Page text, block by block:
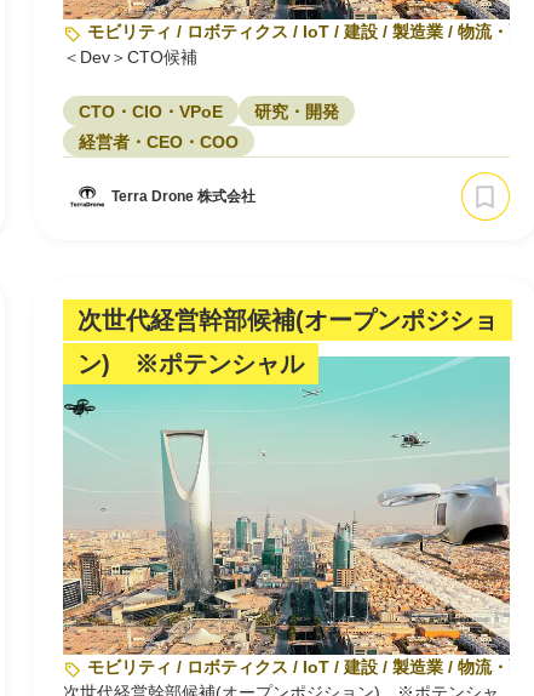
モビリティ / ロボティクス / IoT / 建設 / 製造業 / 物流・配送
＜Dev＞CTO候補
CTO・CIO・VPoE
研究・開発
経営者・CEO・COO
Terra Drone 株式会社
次世代経営幹部候補(オープンポジショ
ン) ※ポテンシャル
モビリティ / ロボティクス / IoT / 建設 / 製造業 / 物流・配送